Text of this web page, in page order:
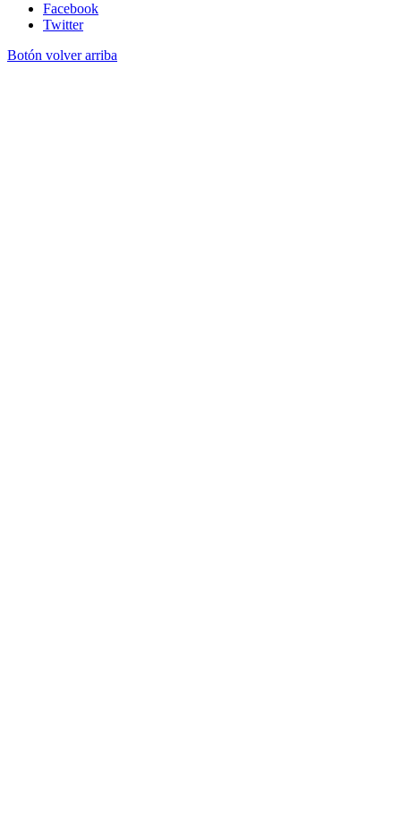
Facebook
Twitter
Botón volver arriba